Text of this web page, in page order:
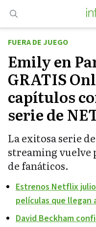
contenido
FUERA DE JUEGO
Emily en
GRATIS
capítulos
serie de
La exitosa serie
streaming vuelve
de fanáticos.
Estrenos Netflix julio
películas que llegan
David Beckham